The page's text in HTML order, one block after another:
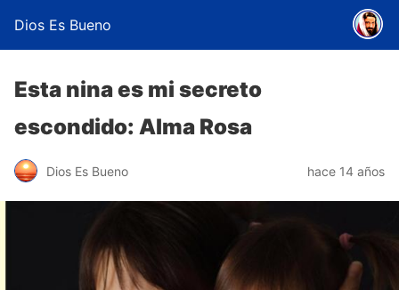
Dios Es Bueno
Esta nina es mi secreto
escondido: Alma Rosa
Dios Es Bueno hace 14 años